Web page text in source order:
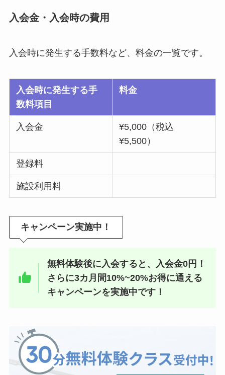
入会金・入会時の費用
入会時に発生する手数料など、料金の一覧です。
入会時に発生する手
数料項目
料金
入会金
¥5,000（税込
¥5,500）
登録料
施設利用料
キャンペーン実施中！
無料体験後に入会すると、入会金0円！
さらに3カ月間10%~20%お得に通える
キャンペーンを実施中です！